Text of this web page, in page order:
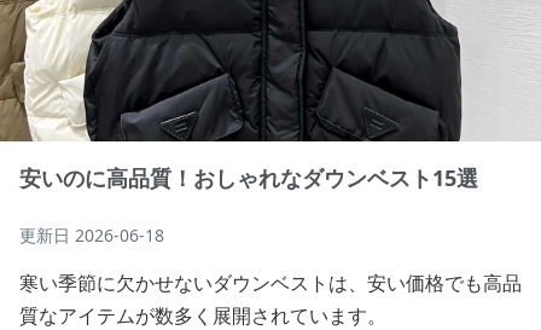
安いのに高品質！おしゃれなダウンベスト15選
更新日 2026-06-18
寒い季節に欠かせないダウンベストは、安い価格でも高品
質なアイテムが数多く展開されています。